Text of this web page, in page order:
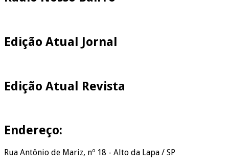
Edição Atual Jornal
Edição Atual Revista
Endereço:
Rua Antônio de Mariz, nº 18 - Alto da Lapa / SP